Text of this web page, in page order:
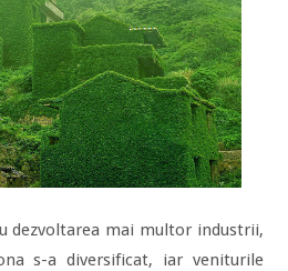
dezvoltarea mai multor industrii,
s-a diversificat, iar veniturile